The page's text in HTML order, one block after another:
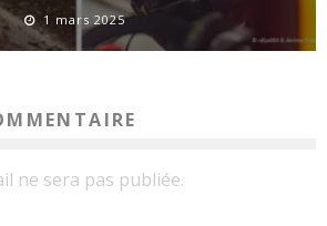
1 mars 2025
ne sera pas publiée.